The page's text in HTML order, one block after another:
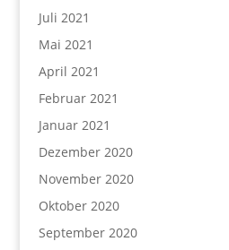
Juli 2021
Mai 2021
April 2021
Februar 2021
Januar 2021
Dezember 2020
November 2020
Oktober 2020
September 2020